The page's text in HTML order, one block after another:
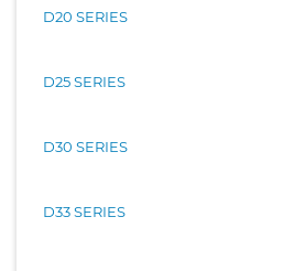
D20 SERIES
D25 SERIES
D30 SERIES
D33 SERIES